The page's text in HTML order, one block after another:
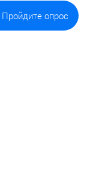
Пройдите опрос